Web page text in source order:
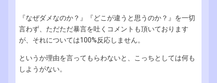
『なぜダメなのか？』『どこが違うと思うのか？』を一切
言わず、ただただ暴言を吐くコメントも頂いております
が、それについては100%反応しません。
というか理由を言ってもらわないと、こっちとしては何も
しようがない。